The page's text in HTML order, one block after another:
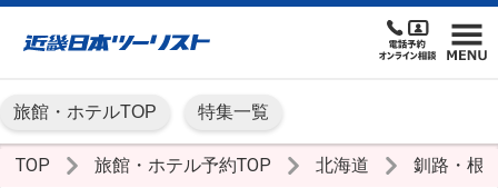
旅館・ホテルTOP 特集一覧
TOP 旅館・ホテル予約TOP 北海道 釧路・根